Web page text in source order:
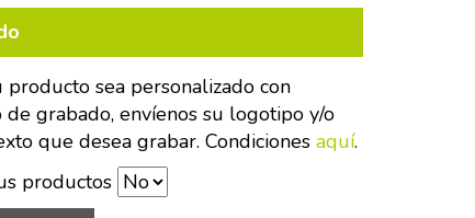
producto sea personalizado con
de grabado, envíenos su logotipo y/o
que desea grabar. Condiciones aquí.
productos